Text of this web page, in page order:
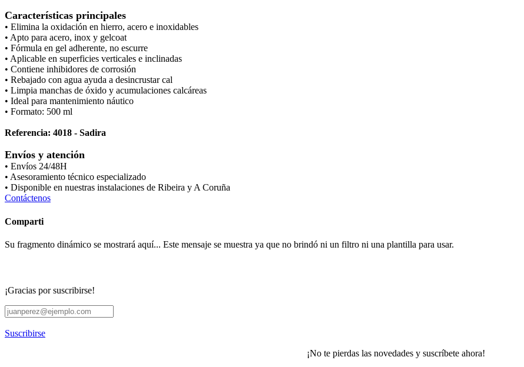
Características principales
• Elimina la oxidación en hierro, acero e inoxidables
• Apto para acero, inox y gelcoat
• Fórmula en gel adherente, no escurre
• Aplicable en superficies verticales e inclinadas
• Contiene inhibidores de corrosión
• Rebajado con agua ayuda a desincrustar cal
• Limpia manchas de óxido y acumulaciones calcáreas
• Ideal para mantenimiento náutico
• Formato: 500 ml
Referencia: 4018 - Sadira
Envíos y atención
• Envíos 24/48H
• Asesoramiento técnico especializado
• Disponible en nuestras instalaciones de Ribeira y A Coruña
Contáctenos
Comparti
Su fragmento dinámico se mostrará aquí... Este mensaje se muestra ya que no brindó ni un filtro ni una plantilla para usar.
¡Gracias por suscribirse!
Suscribirse
¡No te pierdas las novedades y suscríbete ahora!